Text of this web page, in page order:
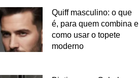
Quiff masculino: o que
é, para quem combina e
como usar o topete
moderno